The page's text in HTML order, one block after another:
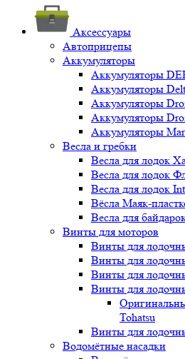
Аксессуары
Автоприцепы
Аккумуляторы
Аккумуляторы
Аккумуляторы
Аккумуляторы
Аккумуляторы
Аккумуляторы
Весла и гребки
Весла для лодок
Весла для лодок
Весла для лодок
Вёсла Маяк-
Весла для
Винты для моторов
Винты для
Винты для
Винты для
Винты для
Tohatsu
Винты для
Водомётные насадки